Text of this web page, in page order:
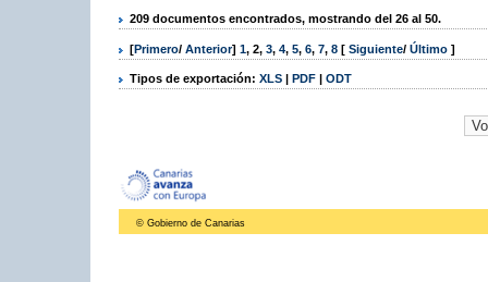
209 documentos encontrados, mostrando del 26 al 50.
[Primero/ Anterior] 1, 2, 3, 4, 5, 6, 7, 8 [ Siguiente/ Último ]
Tipos de exportación: XLS | PDF | ODT
© Gobierno de Canarias